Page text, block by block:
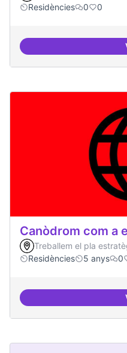
Residències
0 0
Canòdrom com a
Treballem el pla
Residències
5 anys 0